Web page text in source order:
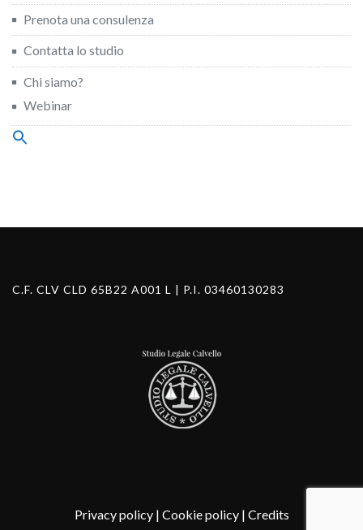
Prenota una consulenza
Contatta lo studio
Chi siamo?
Webinar
Search
C.F. CLV CLD 65B22 A001 L | P.I. 03460130283
Privacy policy| Cookie policy| Credits